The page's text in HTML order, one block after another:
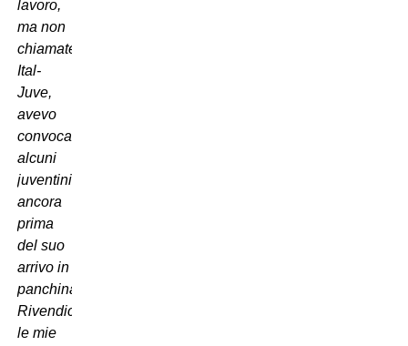
lavoro,
ma non
chiamatela
Ital-
Juve,
avevo
convocato
alcuni
juventini
ancora
prima
del suo
arrivo in
panchina.
Rivendico
le mie